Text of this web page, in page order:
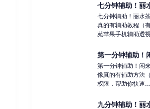
七分钟辅助！丽
七分钟辅助！丽水
真的有辅助教程（
苑苹果手机辅助透
第一分钟辅助！
第一分钟辅助！闲
像真的有辅助方法
权限，帮助你快速...
九分钟辅助！丽